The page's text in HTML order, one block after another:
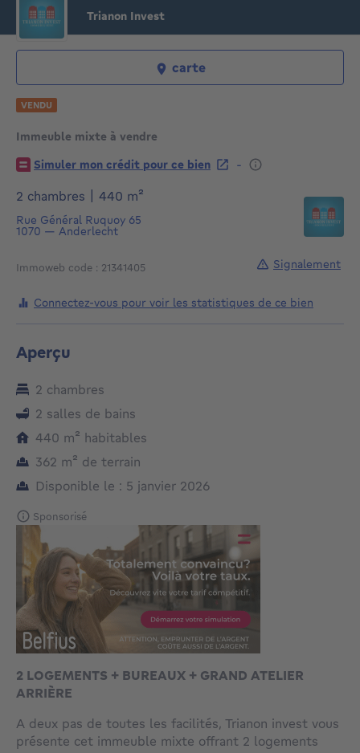
Immeuble mixte à vendre
€ Simuler mon crédit pour ce bien
-
2 chambres
440 m²
Rue Général Ruquoy 65
1070 — Anderlecht
Immoweb code : 21341405
Trianon Invest
carte
VENDU
Connectez-vous pour voir les statistiques de ce bien
Signalement
Aperçu
2 chambres
2 salles de bains
440 m² mètres carrés
habitables
362 m² mètres carrés
de terrain
Disponible le : 5 janvier 2026
Sponsorisé
2 LOGEMENTS + BUREAUX + GRAND ATELIER
ARRIÈRE
A deux pas de toutes les facilités, Trianon invest vous
présente cet immeuble mixte offrant 2 logements